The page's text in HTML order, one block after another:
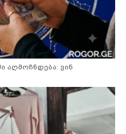
აღმოჩნდება: ვინ